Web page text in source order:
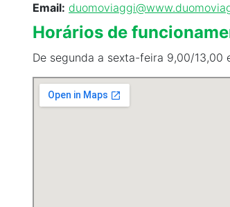
Email:
Horários de
De segunda a sexta-feira 9,00/13,00